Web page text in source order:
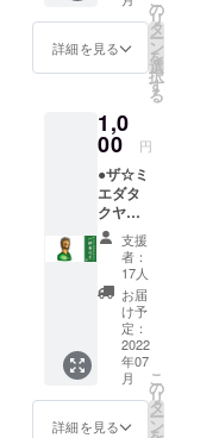
礼メー
ルを送
らせて
で、よ
り一層
盛り上
がるの
がDJの
味！沢
山飲ま
せて下
さい！
お願い
しま
す！ イ
ベント
当日、
乾杯し
ている
写真を
撮影し
て、後
日お礼
のメー
ルに添
詳細を見る
の
リ
タ
ー
ン
を
選
択
す
る
1,0
00 円
●ザ☆ミ
エダタ
クヤに
一杯奢
れる券
ザ☆ミ
エダタ
クヤに
一杯奢
れま
す。 ラ
イブを
終え、
疲れた
支援
者：
17人
お届
け予
定：
2022
年07
月
詳細を見る
こ
の
リ
タ
ー
ン